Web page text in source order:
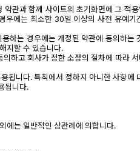
관과 함께 사이트의 초기화면에 그 적
우에는 최소한 30일 이상의 사전 유예기
하는 경우에는 개정된 약관에 동의하는
지할 수 있습니다.
하고 회사가 정한 소정의 절차에 따라
됩니다. 특칙에서 정하지 아니한 사항에
됩니다.
에는 일반적인 상관례에 의합니다.